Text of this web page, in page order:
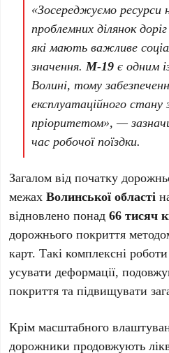
«Зосереджуємо ресурси
проблемних ділянок
які мають важливе
значення.М-19 є одним
Волині, тому
експлуатаційного
пріоритетом», —
час робочої поїздки.
Загалом від початку
межахВолинської області
відновлено понад66 тисяч
дорожнього покриття
карт. Такі комплексні
усувати деформації,
покриття та підвищувати
Крім масштабного
дорожники продовжують